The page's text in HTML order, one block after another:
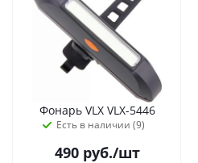
Фонарь VLX VLX-5446
Есть в наличии (9)
490руб./шт